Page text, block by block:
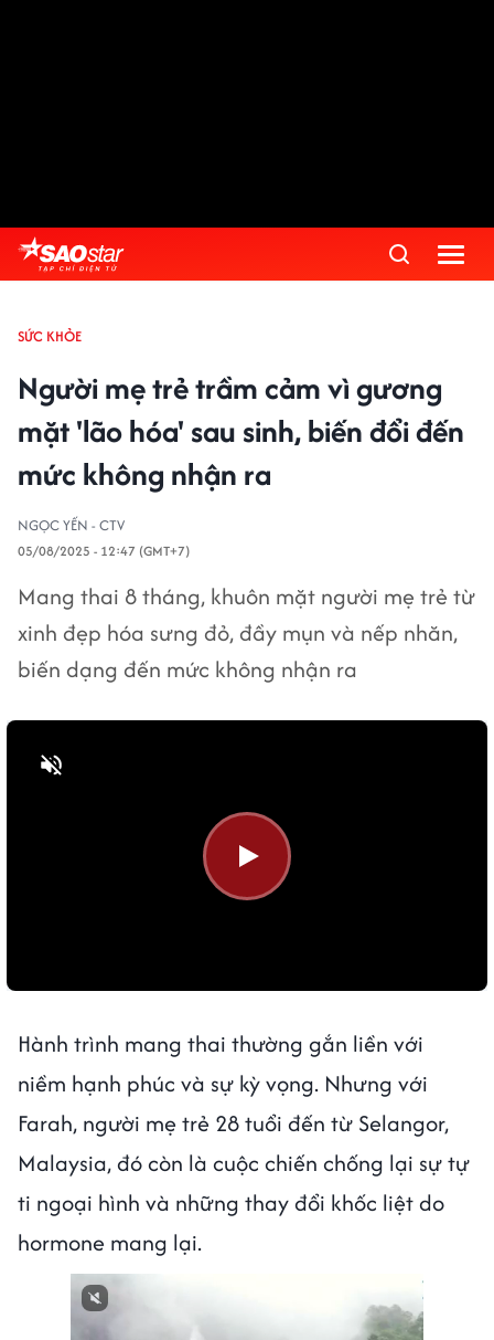
SỨC KHỎE
Người mẹ trẻ trầm cảm vì gương
mặt 'lão hóa' sau sinh, biến đổi đến
mức không nhận ra
NGỌC YẾN - CTV
05/08/2025 - 12:47 (GMT+7)
Mang thai 8 tháng, khuôn mặt người mẹ trẻ từ
xinh đẹp hóa sưng đỏ, đầy mụn và nếp nhăn,
biến dạng đến mức không nhận ra
Hành trình mang thai thường gắn liền với
niềm hạnh phúc và sự kỳ vọng. Nhưng với
Farah, người mẹ trẻ 28 tuổi đến từ Selangor,
Malaysia, đó còn là cuộc chiến chống lại sự tự
ti ngoại hình và những thay đổi khốc liệt do
hormone mang lại.